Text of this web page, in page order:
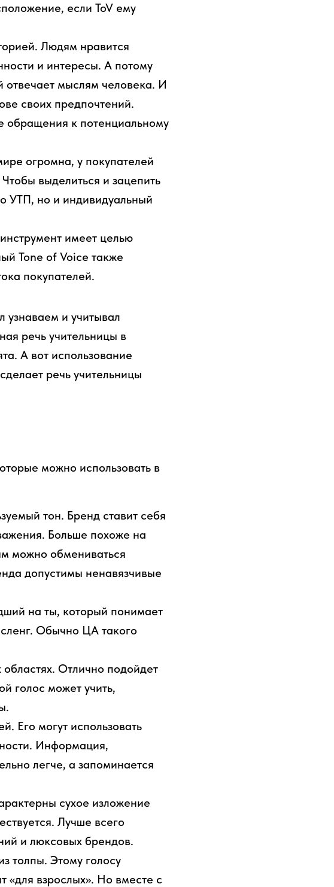
если ToV ему
Людям нравится
и интересы. А потому
отвечает мыслям человека. И
своих предпочтений.
обращения к потенциальному
огромна, у покупателей
выделиться и зацепить
УТП, но и индивидуальный
имеет целью
Tone of Voice также
покупателей.
узнаваем и учитывал
речь учительницы в
А вот использование
речь учительницы
можно использовать в
тон. Бренд ставит себя
Больше похоже на
можно обмениваться
допустимы ненавязчивые
на ты, который понимает
Обычно ЦА такого
Отлично подойдет
голос может учить,
Его могут использовать
Информация,
легче, а запоминается
сухое изложение
Лучше всего
и люксовых брендов.
толпы. Этому голосу
«для взрослых». Но вместе с